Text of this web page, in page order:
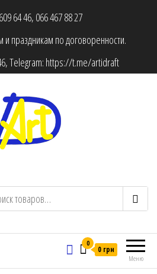
64 46, 066 467 88 27
и праздникам по договоренности.
, Telegram: https://t.me/artidraft
Меню
0
0 грн